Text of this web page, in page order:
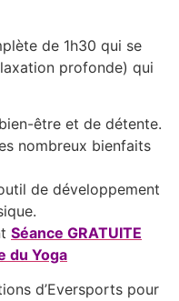
de 1h30 qui se
profonde) qui
être et de détente.
nombreux bienfaits
de développement
Séance GRATUITE
du Yoga
d’Eversports pour